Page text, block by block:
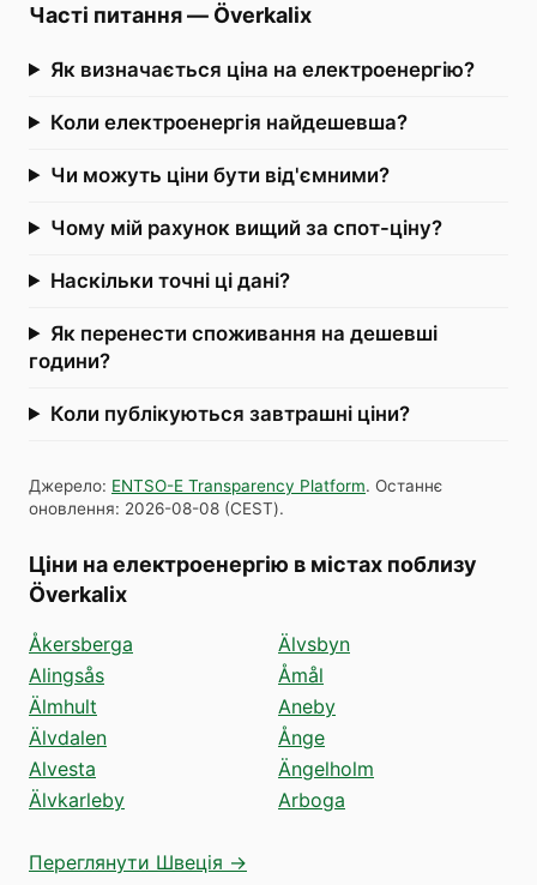
Часті питання— Överkalix
Як визначається ціна на електроенергію?
Коли електроенергія найдешевша?
Чи можуть ціни бути від'ємними?
Чому мій рахунок вищий за спот-ціну?
Наскільки точні ці дані?
Як перенести споживання на дешевші
години?
Коли публікуються завтрашні ціни?
Джерело: ENTSO-E Transparency Platform. Останнє
оновлення: 2026-08-08 (CEST).
Ціни на електроенергію в містах поблизу
Överkalix
Åkersberga
Alingsås
Älmhult
Älvdalen
Alvesta
Älvkarleby
Älvsbyn
Åmål
Aneby
Ånge
Ängelholm
Arboga
Переглянути Швеція →